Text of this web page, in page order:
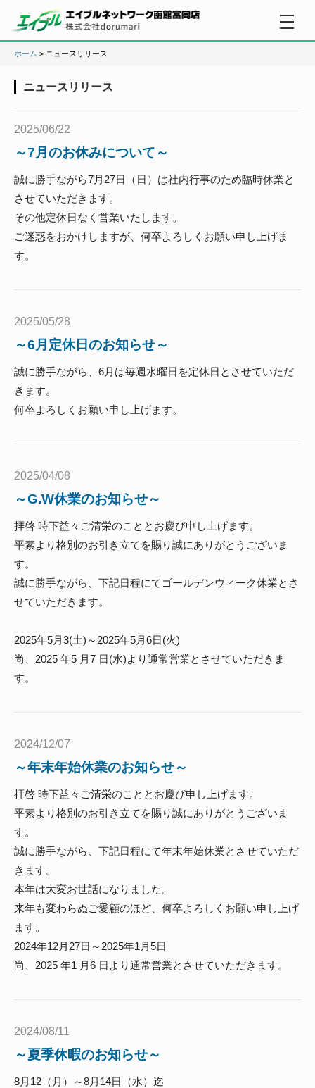
ホーム > ニュースリリース
ニュースリリース
2025/06/22
～7月のお休みについて～
誠に勝手ながら7月27日（日）は社内行事のため臨時休業と
させていただきます。
その他定休日なく営業いたします。
ご迷惑をおかけしますが、何卒よろしくお願い申し上げま
す。
2025/05/28
～6月定休日のお知らせ～
誠に勝手ながら、6月は毎週水曜日を定休日とさせていただ
きます。
何卒よろしくお願い申し上げます。
2025/04/08
～G.W休業のお知らせ～
拝啓 時下益々ご清栄のこととお慶び申し上げます。
平素より格別のお引き立てを賜り誠にありがとうございま
す。
誠に勝手ながら、下記日程にてゴールデンウィーク休業とさ
せていただきます。
2025年5月3(土)～2025年5月6日(火)
尚、2025 年5 月7 日(水)より通常営業とさせていただきま
す。
2024/12/07
～年末年始休業のお知らせ～
拝啓 時下益々ご清栄のこととお慶び申し上げます。
平素より格別のお引き立てを賜り誠にありがとうございま
す。
誠に勝手ながら、下記日程にて年末年始休業とさせていただ
きます。
本年は大変お世話になりました。
来年も変わらぬご愛顧のほど、何卒よろしくお願い申し上げ
ます。
2024年12月27日～2025年1月5日
尚、2025 年1 月6 日より通常営業とさせていただきます。
2024/08/11
～夏季休暇のお知らせ～
8月12（月）～8月14日（水）迄